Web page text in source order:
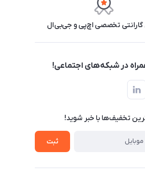
گارانتی تخصصی اچ‌پی و جی‌بی‌ال
در شبکه‌های اجتماعی!
تخفیف‌ها با‌ خبر شوید!
ثبت